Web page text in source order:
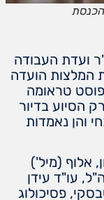
הכנסת
ועדת העבודה
המלצות הועדה
טראומה
הסיוע בדיור
והן נאמדות
אלוף (מיל')
עו"ד עידן
פסיכולוג